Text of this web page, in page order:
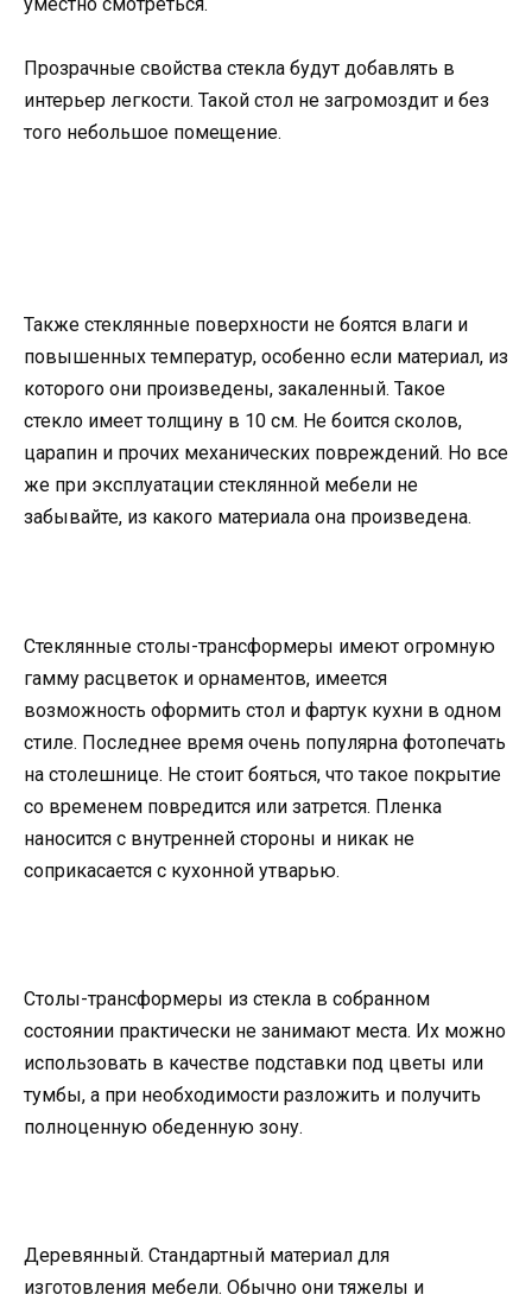
Прозрачные свойства стекла будут добавлять в
интерьер легкости. Такой стол не загромоздит и без
того небольшое помещение.
Также стеклянные поверхности не боятся влаги и
повышенных температур, особенно если материал, из
которого они произведены, закаленный. Такое
стекло имеет толщину в 10 см. Не боится сколов,
царапин и прочих механических повреждений. Но все
же при эксплуатации стеклянной мебели не
забывайте, из какого материала она произведена.
Стеклянные столы-трансформеры имеют огромную
гамму расцветок и орнаментов, имеется
возможность оформить стол и фартук кухни в одном
стиле. Последнее время очень популярна фотопечать
на столешнице. Не стоит бояться, что такое покрытие
со временем повредится или затрется. Пленка
наносится с внутренней стороны и никак не
соприкасается с кухонной утварью.
Столы-трансформеры из стекла в собранном
состоянии практически не занимают места. Их можно
использовать в качестве подставки под цветы или
тумбы, а при необходимости разложить и получить
полноценную обеденную зону.
Деревянный. Стандартный материал для
изготовления мебели. Обычно они тяжелы и